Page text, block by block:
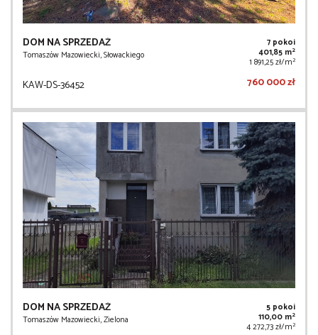
DOM NA SPRZEDAŻ
Tomaszów Mazowiecki, Słowackiego
7 pokoi
401,85 m2
1 891,25 zł/m2
KAW-DS-36452 760 000 zł
DOM NA SPRZEDAŻ
Tomaszów Mazowiecki, Zielona
5 pokoi
110,00 m2
4 272,73 zł/m2